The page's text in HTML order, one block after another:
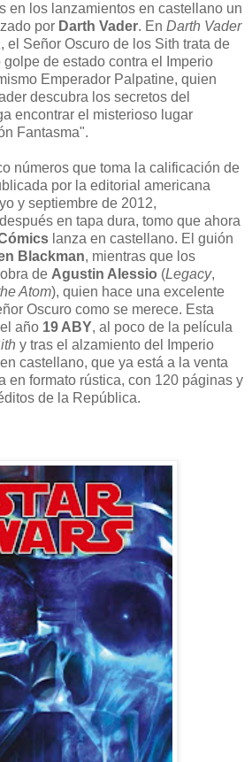
en los lanzamientos en castellano un
por Darth Vader. En Darth Vader
, el Señor Oscuro de los Sith trata de
de estado contra el Imperio
Emperador Palpatine, quien
descubra los secretos del
encontrar el misterioso lugar
Fantasma".
números que toma la calificación de
por la editorial americana
y septiembre de 2012,
en tapa dura, tomo que ahora
lanza en castellano. El guión
Blackman, mientras que los
de Agustin Alessio (Legacy,
Atom), quien hace una excelente
Oscuro como se merece. Esta
año 19 ABY, al poco de la película
y tras el alzamiento del Imperio
castellano, que ya está a la venta
en formato rústica, con 120 páginas y
de la República.